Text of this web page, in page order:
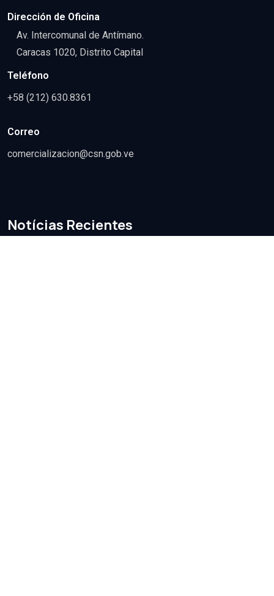
Dirección de Oficina
Av. Intercomunal de Antímano.
Caracas 1020, Distrito Capital
Teléfono
+58 (212) 630.8361
Correo
comercializacion@csn.gob.ve
Notícias Recientes